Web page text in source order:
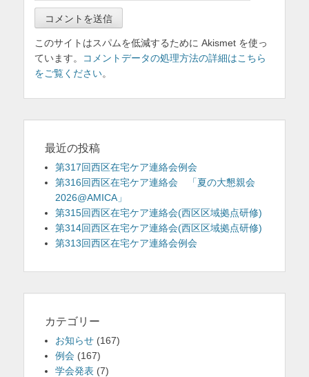
このサイトはスパムを低減するために Akismet を使っ
ています。
コメントデータの処理方法の詳細はこちら
をご覧ください。
最近の投稿
第317回西区在宅ケア連絡会例会
第316回西区在宅ケア連絡会 「夏の大懇親会
2026@AMICA」
第315回西区在宅ケア連絡会(西区区域拠点研修)
第314回西区在宅ケア連絡会(西区区域拠点研修)
第313回西区在宅ケア連絡会例会
カテゴリー
お知らせ (167)
例会 (167)
学会発表 (7)